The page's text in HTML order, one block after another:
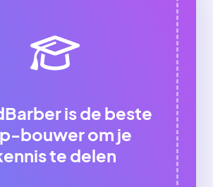
is de beste
bouwer om je
te delen